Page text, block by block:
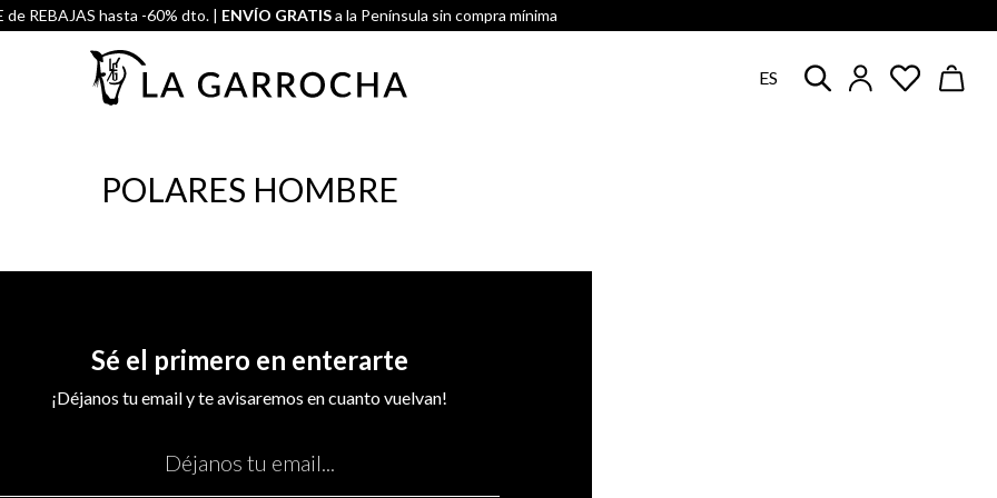
de REBAJAS hasta -60% dto. | ENVÍO GRATISa la Península sin compra mínima
ES
POLARES HOMBRE
Sé el primero en enterarte
¡Déjanos tu email y te avisaremos en cuanto vuelvan!